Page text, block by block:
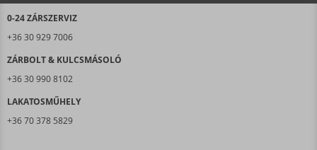
0-24 ZÁRSZERVIZ
+36 30 929 7006
ZÁRBOLT & KULCSMÁSOLÓ
+36 30 990 8102
LAKATOSMŰHELY
+36 70 378 5829